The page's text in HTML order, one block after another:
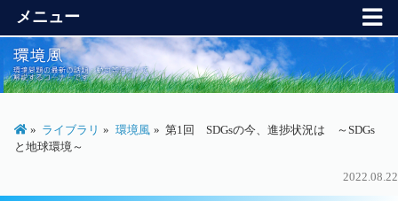
メニュー
ライブラリ 環境風
第1回 SDGsの今、進捗状況は ～SDGs
と地球環境～
2022.08.22